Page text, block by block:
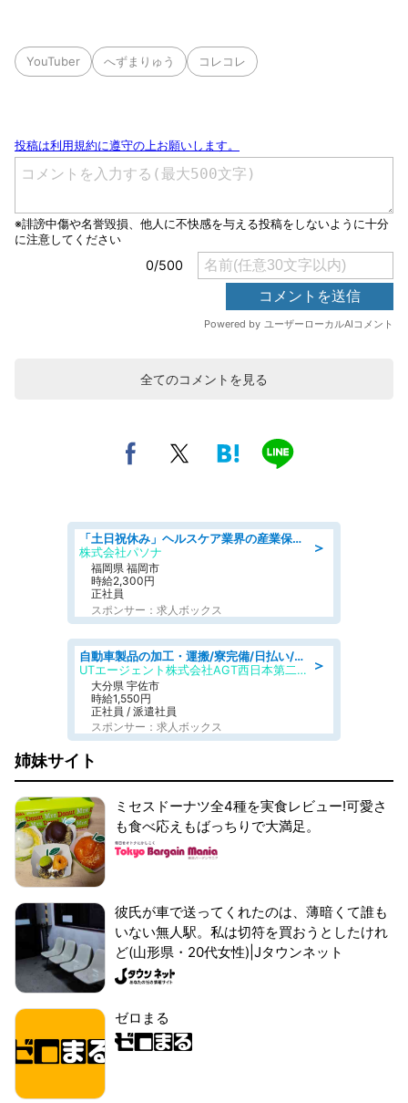
YouTuber へずまりゅう コレコレ
全てのコメントを見る
＞
「土日祝休み」ヘルスケア業界の産業保健師/高時給/未経験OK/要資格:保健師、正看護師
株式会社パソナ
福岡県 福岡市
時給2,300円
正社員
スポンサー：求人ボックス
＞
自動車製品の加工・運搬/寮完備/日払い/工場・製造
UTエージェント株式会社AGT西日本第二CU
大分県 宇佐市
時給1,550円
正社員 / 派遣社員
スポンサー：求人ボックス
姉妹サイト
ミセスドーナツ全4種を実食レビュー!可愛さ
も食べ応えもばっちりで大満足。
彼氏が車で送ってくれたのは、薄暗くて誰も
いない無人駅。私は切符を買おうとしたけれ
ど(山形県・20代女性)|Jタウンネット
ゼロまる